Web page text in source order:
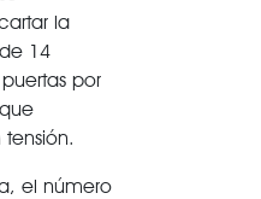
la
14
por
el número